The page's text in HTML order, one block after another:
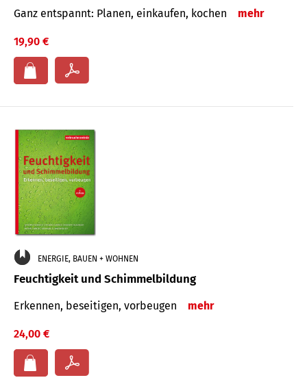
Ganz entspannt: Planen, einkaufen, kochen mehr
19,90 €
ENERGIE, BAUEN + WOHNEN
Feuchtigkeit und Schimmelbildung
Erkennen, beseitigen, vorbeugen mehr
24,00 €